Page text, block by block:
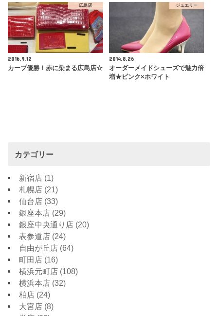
広島店
2016.9.12
カープ優勝！赤に染まる広島店☆
ジュエリー
2014.8.26
オーダーメイドシューズで魅力倍
増★ピンク×ホワイト
カテゴリー
新宿店 (1)
札幌店 (21)
仙台店 (33)
銀座本店 (29)
銀座中央通り店 (20)
表参道店 (24)
自由が丘店 (64)
町田店 (16)
横浜元町店 (108)
横浜本店 (32)
柏店 (24)
大宮店 (8)